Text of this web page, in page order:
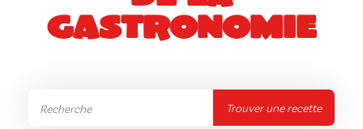
GASTRONOMIE
Trouver une recette